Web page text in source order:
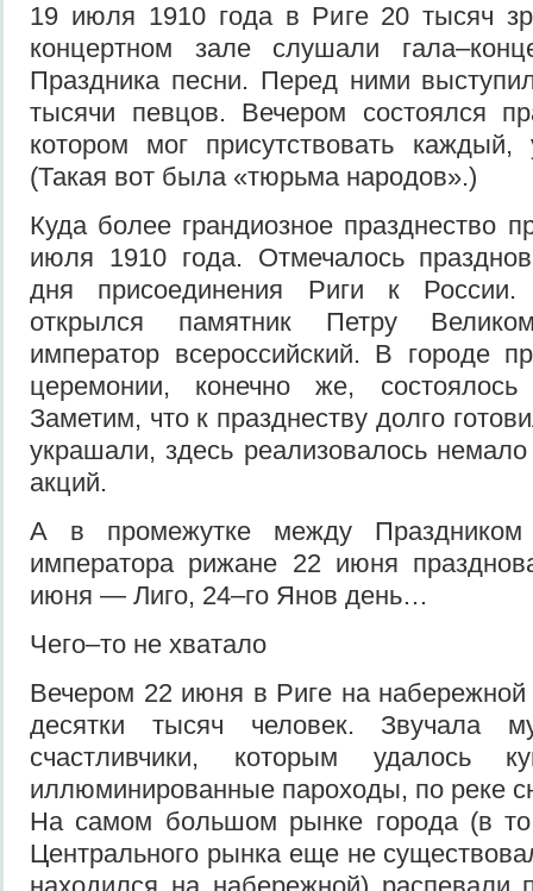
19 июля 1910 года в Риге 20 тысяч
концертном зале слушали
Праздника песни. Перед ними
тысячи певцов. Вечером состоялся
котором мог присутствовать каждый,
(Такая вот была «тюрьма народов».)
Куда более грандиозное празднество
июля 1910 года. Отмечалось
дня присоединения Риги к
открылся памятник Петру
император всероссийский. В городе
церемонии, конечно же,
Заметим, что к празднеству долго
украшали, здесь реализовалось немало
акций.
А в промежутке между
императора рижане 22 июня
июня — Лиго, 24–го Янов день…
Чего–то не хватало
Вечером 22 июня в Риге на набережной
десятки тысяч человек. Звучала
счастливчики, которым удалось
иллюминированные пароходы, по реке
На самом большом рынке города (в
Центрального рынка еще не